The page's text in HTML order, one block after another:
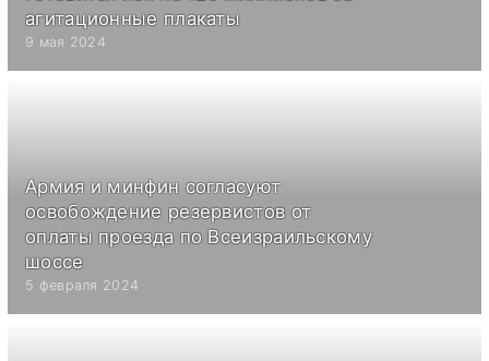
агитационные плакаты
9 мая 2024
Армия и минфин согласуют
освобождение резервистов от
оплаты проезда по Всеизраильскому
шоссе
5 февраля 2024